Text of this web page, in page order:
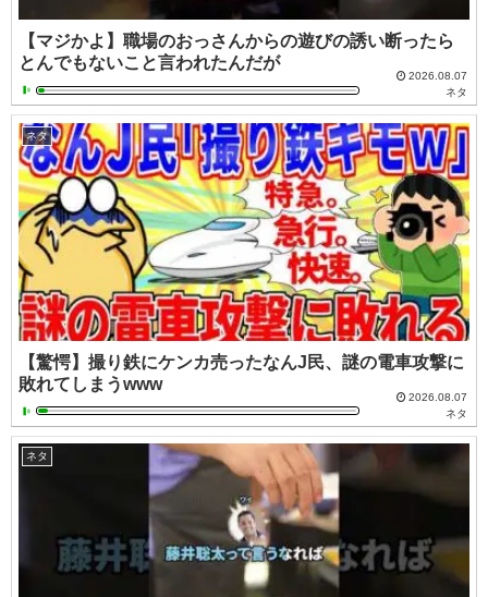
【マジかよ】職場のおっさんからの遊びの誘い断ったら
とんでもないこと言われたんだが
2026.08.07
ネタ
ネタ
【驚愕】撮り鉄にケンカ売ったなんJ民、謎の電車攻撃に
敗れてしまうwww
2026.08.07
ネタ
ネタ